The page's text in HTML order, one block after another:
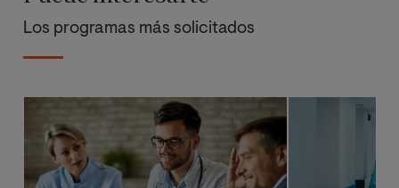
Los programas más solicitados